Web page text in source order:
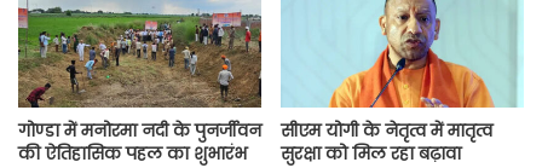
गोण्डा में मनोरमा नदी के पुनर्जीवन
की ऐतिहासिक पहल का शुभारंभ
सीएम योगी के नेतृत्व में मातृत्व
सुरक्षा को मिल रहा बढ़ावा